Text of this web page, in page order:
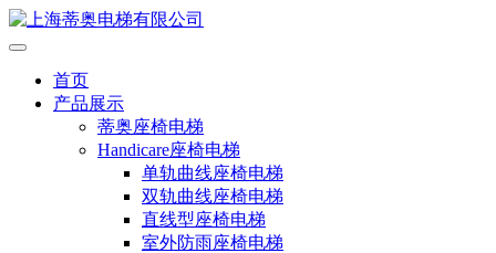
首页
产品展示
蒂奥座椅电梯
Handicare座椅电梯
单轨曲线座椅电梯
双轨曲线座椅电梯
直线型座椅电梯
室外防雨座椅电梯